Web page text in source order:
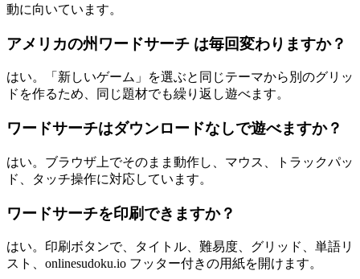
動に向いています。
アメリカの州ワードサーチ は毎回変わりますか？
はい。「新しいゲーム」を選ぶと同じテーマから別のグリッ
ドを作るため、同じ題材でも繰り返し遊べます。
ワードサーチはダウンロードなしで遊べますか？
はい。ブラウザ上でそのまま動作し、マウス、トラックパッ
ド、タッチ操作に対応しています。
ワードサーチを印刷できますか？
はい。印刷ボタンで、タイトル、難易度、グリッド、単語リ
スト、onlinesudoku.io フッター付きの用紙を開けます。